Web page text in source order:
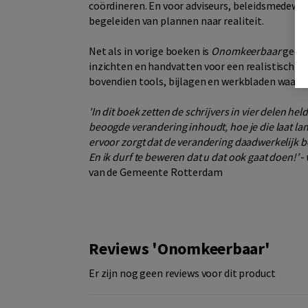
coördineren. En voor adviseurs,
begeleiden van plannen naar realiteit.
Net als in vorige boeken is Onomkeerbaargeen
inzichten en handvatten voor een realistisch
bovendien tools, bijlagen en werkbladen
'In dit boek zetten de schrijvers in vier delen
beoogde verandering inhoudt, hoe je die laat
ervoor zorgt dat de verandering daadwerkelijk
En ik durf te beweren dat u dat ook gaat doen!'-
van de Gemeente Rotterdam
Reviews 'Onomkeerbaar'
Er zijn nog geen reviews voor dit product